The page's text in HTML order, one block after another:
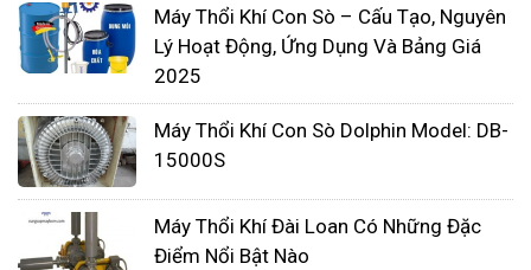
Đặc điểm của máy thổi khí con
sò?
Máy Thổi Khí Con Sò – Cấu Tạo, Nguyên
Lý Hoạt Động, Ứng Dụng Và Bảng Giá
2025
Máy Thổi Khí Con Sò Dolphin Model: DB-
15000S
Máy Thổi Khí Đài Loan Có Những Đặc
Điểm Nổi Bật Nào